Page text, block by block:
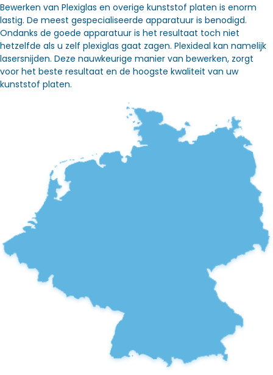
Bewerken van Plexiglas en overige kunststof platen is enorm
lastig. De meest gespecialiseerde apparatuur is benodigd.
Ondanks de goede apparatuur is het resultaat toch niet
hetzelfde als u zelf plexiglas gaat zagen. Plexideal kan namelijk
lasersnijden. Deze nauwkeurige manier van bewerken, zorgt
voor het beste resultaat en de hoogste kwaliteit van uw
kunststof platen.